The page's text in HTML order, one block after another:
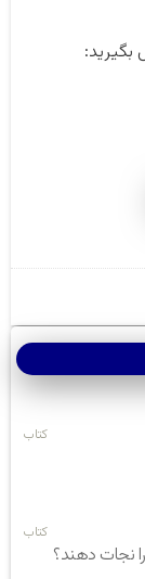
بگیرید:
کتاب
کتاب
نجات دهند؟